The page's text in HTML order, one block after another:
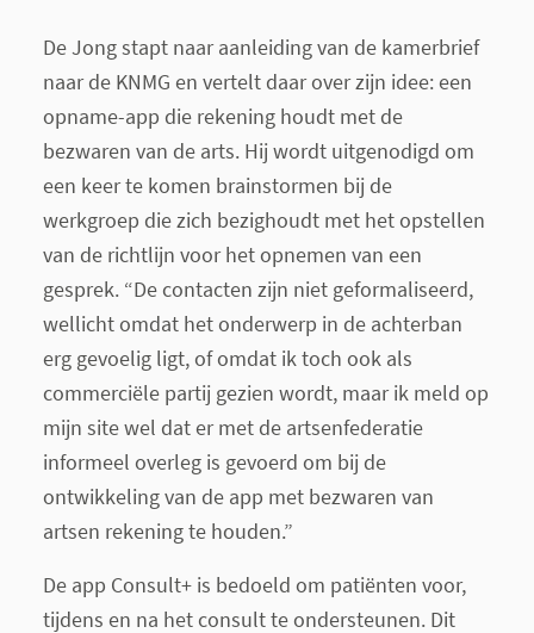
De Jong stapt naar aanleiding van de kamerbrief
naar de KNMG en vertelt daar over zijn idee: een
opname-app die rekening houdt met de
bezwaren van de arts. Hij wordt uitgenodigd om
een keer te komen brainstormen bij de
werkgroep die zich bezighoudt met het opstellen
van de richtlijn voor het opnemen van een
gesprek. “De contacten zijn niet geformaliseerd,
wellicht omdat het onderwerp in de achterban
erg gevoelig ligt, of omdat ik toch ook als
commerciële partij gezien wordt, maar ik meld op
mijn site wel dat er met de artsenfederatie
informeel overleg is gevoerd om bij de
ontwikkeling van de app met bezwaren van
artsen rekening te houden.”
De app Consult+ is bedoeld om patiënten voor,
tijdens en na het consult te ondersteunen. Dit